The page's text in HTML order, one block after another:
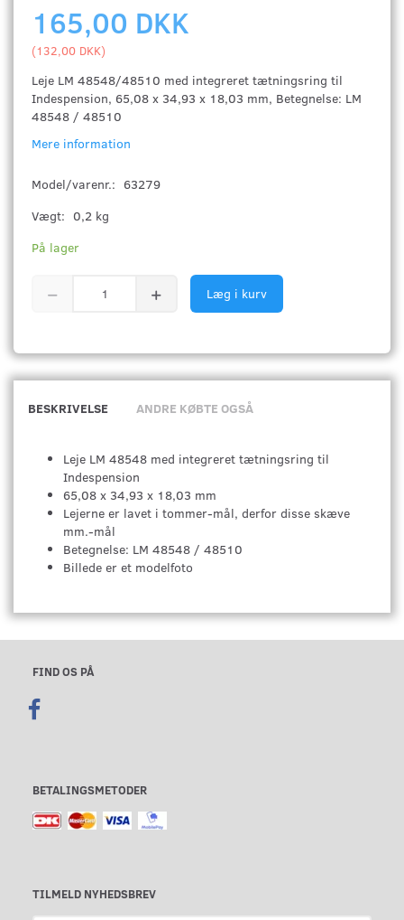
165,00 DKK
(132,00 DKK)
Leje LM 48548/48510 med integreret tætningsring til
Indespension, 65,08 x 34,93 x 18,03 mm, Betegnelse: LM
48548 / 48510
Mere information
Model/varenr.: 63279
Vægt: 0,2 kg
På lager
Læg i kurv
BESKRIVELSE ANDRE KØBTE OGSÅ
Leje LM 48548 med integreret tætningsring til
Indespension
65,08 x 34,93 x 18,03 mm
Lejerne er lavet i tommer-mål, derfor disse skæve
mm.-mål
Betegnelse: LM 48548 / 48510
Billede er et modelfoto
FIND OS PÅ
BETALINGSMETODER
TILMELD NYHEDSBREV